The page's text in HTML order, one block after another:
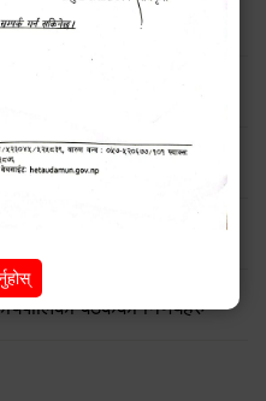
बैठकका निर्णयहरु
बैठकका निर्णयहरु
बैठकका निर्णयहरु
बैठकका निर्णयहरु